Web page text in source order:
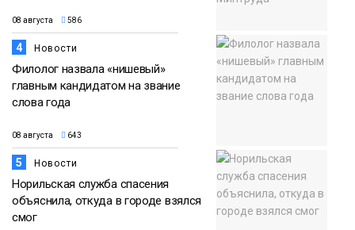
08 августа 586
4 Новости
Филолог назвала «нишевый»
главным кандидатом на звание
слова года
08 августа 643
5 Новости
Норильская служба спасения
объяснила, откуда в городе взялся
смог